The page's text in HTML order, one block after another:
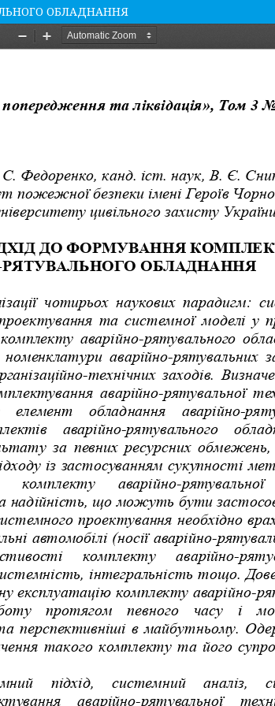
ОБЛАДНАННЯ